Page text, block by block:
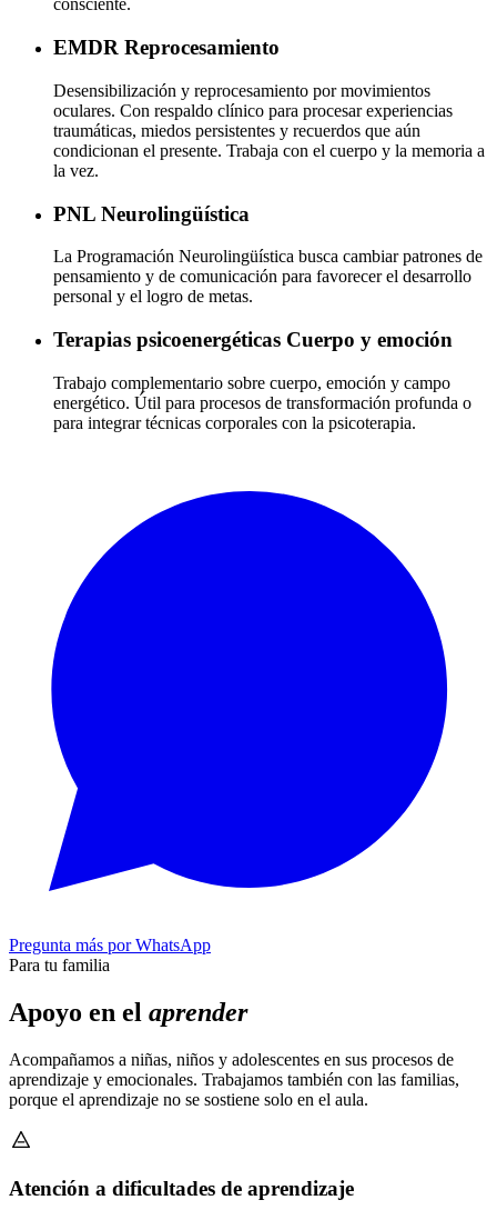
consciente.
EMDR Reprocesamiento
Desensibilización y reprocesamiento por movimientos
oculares. Con respaldo clínico para procesar experiencias
traumáticas, miedos persistentes y recuerdos que aún
condicionan el presente. Trabaja con el cuerpo y la memoria a
la vez.
PNL Neurolingüística
La Programación Neurolingüística busca cambiar patrones de
pensamiento y de comunicación para favorecer el desarrollo
personal y el logro de metas.
Terapias psicoenergéticas Cuerpo y emoción
Trabajo complementario sobre cuerpo, emoción y campo
energético. Útil para procesos de transformación profunda o
para integrar técnicas corporales con la psicoterapia.
Pregunta más por WhatsApp
Para tu familia
Apoyo en el aprender
Acompañamos a niñas, niños y adolescentes en sus procesos de
aprendizaje y emocionales. Trabajamos también con las familias,
porque el aprendizaje no se sostiene solo en el aula.
Atención a dificultades de aprendizaje